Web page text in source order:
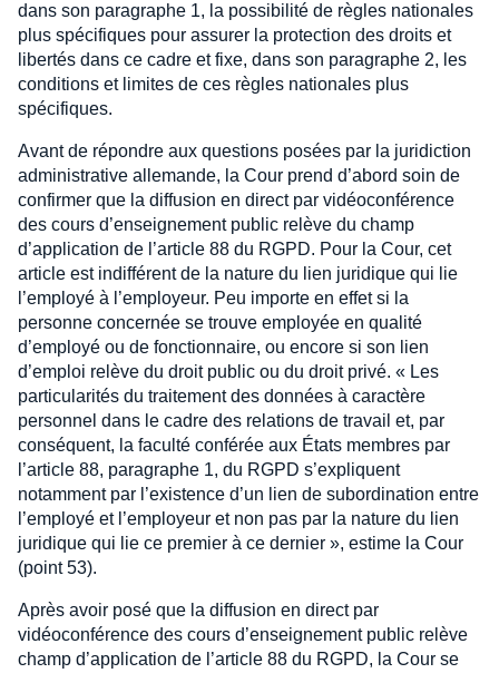
dans son paragraphe 1, la possibilité de règles nationales
plus spécifiques pour assurer la protection des droits et
libertés dans ce cadre et fixe, dans son paragraphe 2, les
conditions et limites de ces règles nationales plus
spécifiques.
Avant de répondre aux questions posées par la juridiction
administrative allemande, la Cour prend d’abord soin de
confirmer que la diffusion en direct par vidéoconférence
des cours d’enseignement public relève du champ
d’application de l’article 88 du RGPD. Pour la Cour, cet
article est indifférent de la nature du lien juridique qui lie
l’employé à l’employeur. Peu importe en effet si la
personne concernée se trouve employée en qualité
d’employé ou de fonctionnaire, ou encore si son lien
d’emploi relève du droit public ou du droit privé. « Les
particularités du traitement des données à caractère
personnel dans le cadre des relations de travail et, par
conséquent, la faculté conférée aux États membres par
l’article 88, paragraphe 1, du RGPD s’expliquent
notamment par l’existence d’un lien de subordination entre
l’employé et l’employeur et non pas par la nature du lien
juridique qui lie ce premier à ce dernier », estime la Cour
(point 53).
Après avoir posé que la diffusion en direct par
vidéoconférence des cours d’enseignement public relève
champ d’application de l’article 88 du RGPD, la Cour se